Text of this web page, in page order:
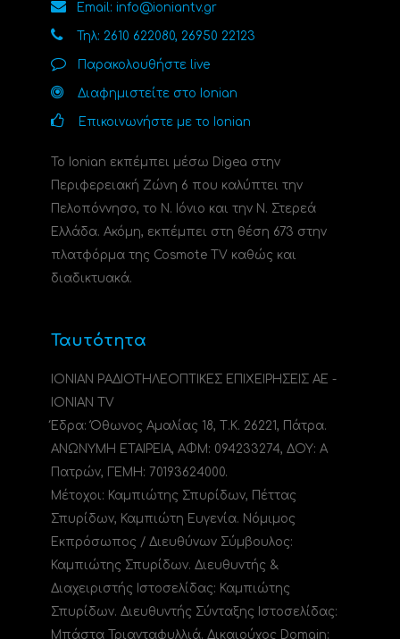
Email: info@ioniantv.gr
Τηλ: 2610 622080, 26950 22123
Παρακολουθήστε live
Διαφημιστείτε στο Ionian
Επικοινωνήστε με το Ionian
Το Ionian εκπέμπει μέσω Digea στην
Περιφερειακή Ζώνη 6 που καλύπτει την
Πελοπόννησο, το N. Ιόνιο και την Ν. Στερεά
Ελλάδα. Ακόμη, εκπέμπει στη θέση 673 στην
πλατφόρμα της Cosmote TV καθώς και
διαδικτυακά.
Ταυτότητα
ΙΟΝΙΑΝ ΡΑΔΙΟΤΗΛΕΟΠΤΙΚΕΣ ΕΠΙΧΕΙΡΗΣΕΙΣ ΑΕ -
IONIAN TV
Έδρα: Όθωνος Αμαλίας 18, Τ.Κ. 26221, Πάτρα.
ΑΝΩΝΥΜΗ ΕΤΑΙΡΕΙΑ, ΑΦΜ: 094233274, ΔΟΥ: A
Πατρών, ΓΕΜΗ: 70193624000.
Μέτοχοι: Καμπιώτης Σπυρίδων, Πέττας
Σπυρίδων, Καμπιώτη Ευγενία. Νόμιμος
Εκπρόσωπος / Διευθύνων Σύμβουλος:
Καμπιώτης Σπυρίδων. Διευθυντής &
Διαχειριστής Ιστοσελίδας: Καμπιώτης
Σπυρίδων. Διευθυντής Σύνταξης Ιστοσελίδας:
Μπάστα Τριανταφυλλιά. Δικαιούχος Domain: